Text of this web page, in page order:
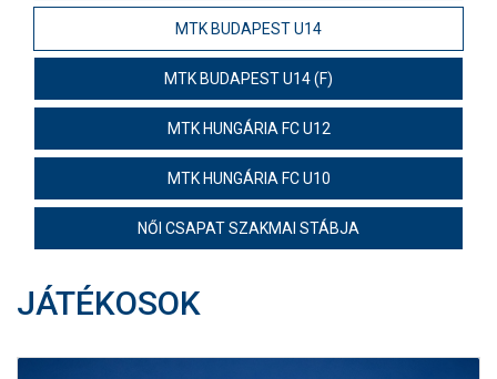
CSAPAT
MÉRKŐZÉSEK
JELENTKEZÉS
KLUB
GALÉRIA
SZURKOLÓI ÉLMÉNYEK
MTK BUDAPEST U14
MTK BUDAPEST U14 (F)
MTK HUNGÁRIA FC U12
MTK HUNGÁRIA FC U10
NŐI CSAPAT SZAKMAI STÁBJA
JÁTÉKOSOK